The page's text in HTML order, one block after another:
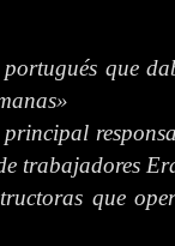
que
trabajadores
que